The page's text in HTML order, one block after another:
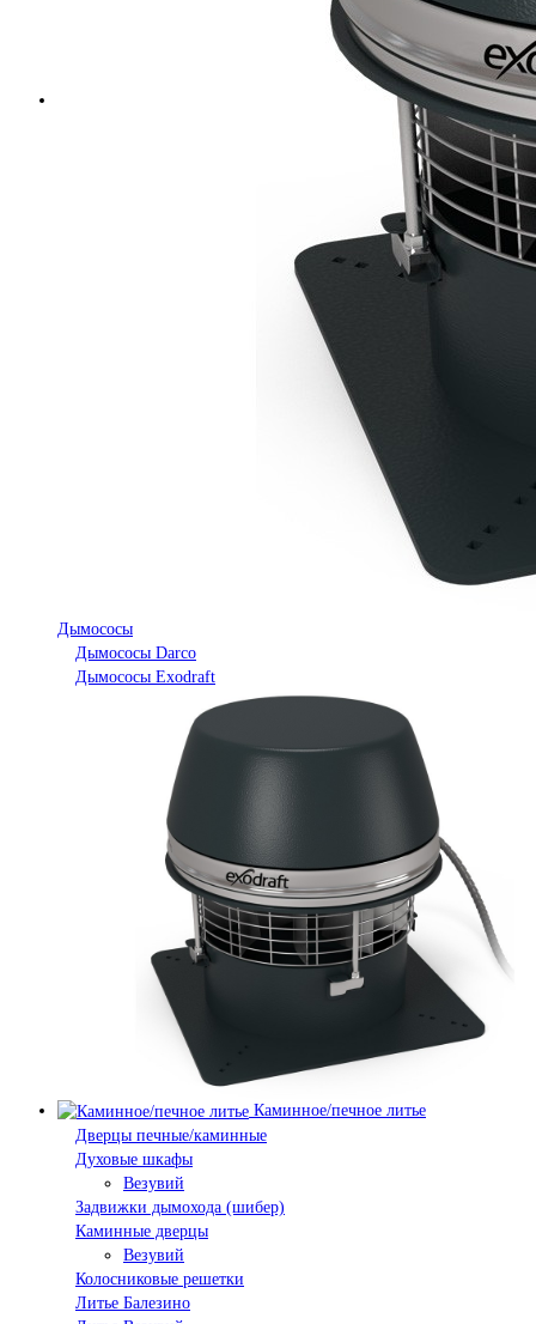
Дымососы
Дымососы Darco
Дымососы Exodraft
Каминное/печное литье
Дверцы печные/каминные
Духовые шкафы
Везувий
Задвижки дымохода (шибер)
Каминные дверцы
Везувий
Колосниковые решетки
Литье Балезино